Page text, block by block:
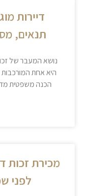
דיירות
תנאים,
נושא המעבר של
היא אחת המורכבות
הכנה משפטית
מכירת זכות
לפני